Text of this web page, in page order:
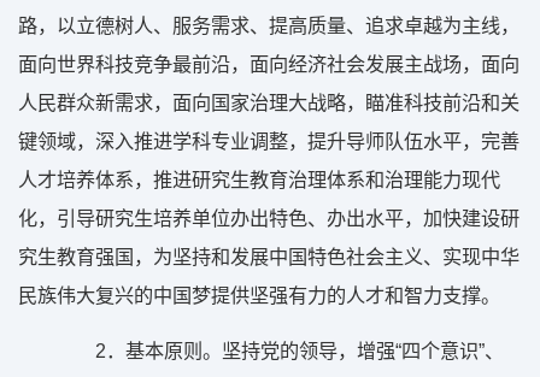
路，以立德树人、服务需求、提高质量、追求卓越为主线，
面向世界科技竞争最前沿，面向经济社会发展主战场，面向
人民群众新需求，面向国家治理大战略，瞄准科技前沿和关
键领域，深入推进学科专业调整，提升导师队伍水平，完善
人才培养体系，推进研究生教育治理体系和治理能力现代
化，引导研究生培养单位办出特色、办出水平，加快建设研
究生教育强国，为坚持和发展中国特色社会主义、实现中华
民族伟大复兴的中国梦提供坚强有力的人才和智力支撑。
2 ．基本原则。坚持党的领导，增强“四个意识”、